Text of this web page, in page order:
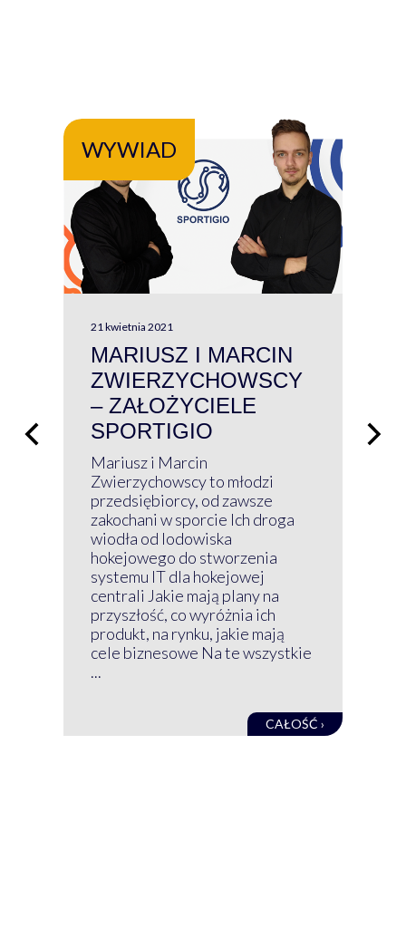
WYWIAD
21 kwietnia 2021
MARIUSZ I MARCIN
ZWIERZYCHOWSCY
– ZAŁOŻYCIELE
SPORTIGIO
Mariusz i Marcin
Zwierzychowscy to młodzi
przedsiębiorcy, od zawsze
zakochani w sporcie Ich droga
wiodła od lodowiska
hokejowego do stworzenia
systemu IT dla hokejowej
centrali Jakie mają plany na
przyszłość, co wyróżnia ich
produkt, na rynku, jakie mają
cele biznesowe Na te wszystkie
...
CAŁOŚĆ ›